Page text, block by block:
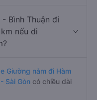
- Bình Thuận đi
nếu di
Giường nằm đi Hàm
Sài Gòn có chiều dài